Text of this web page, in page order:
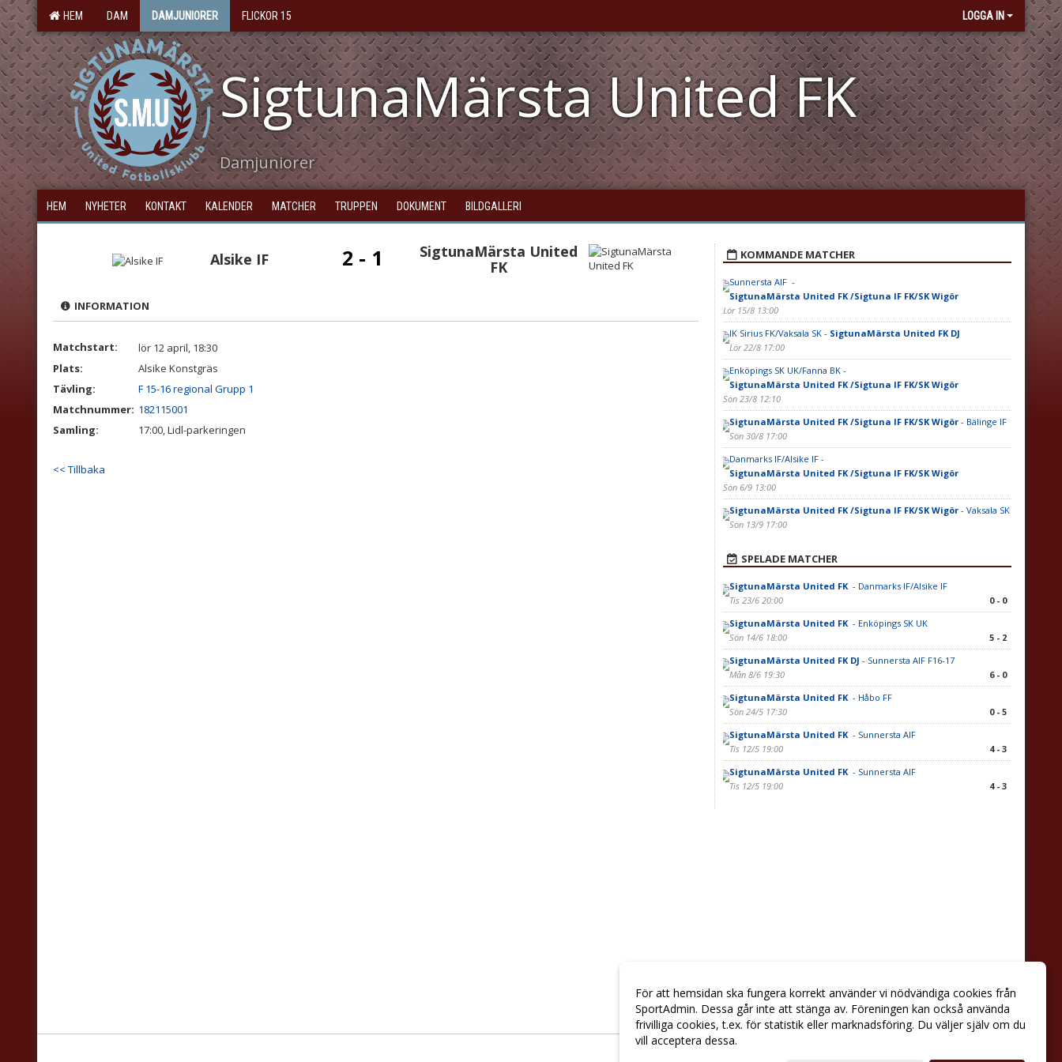
HEM DAM DAMJUNIORER FLICKOR 15 LOGGA IN
SigtunaMärsta United FK
Damjuniorer
HEM NYHETER KONTAKT KALENDER MATCHER TRUPPEN DOKUMENT BILDGALLERI
Alsike IF 2 - 1
SigtunaMärsta United
FK
INFORMATION
Matchstart:
lör 12 april, 18:30
Plats:
Alsike Konstgräs
Tävling:
F 15-16 regional Grupp 1
Matchnummer: 182115001
Samling:
17:00, Lidl-parkeringen
<< Tillbaka
KOMMANDE MATCHER
Sunnersta AIF -
SigtunaMärsta United FK /Sigtuna IF FK/SK Wigör
Lör 15/8 13:00
IK Sirius FK/Vaksala SK - SigtunaMärsta United FK DJ
Lör 22/8 17:00
Enköpings SK UK/Fanna BK -
SigtunaMärsta United FK /Sigtuna IF FK/SK Wigör
Sön 23/8 12:10
SigtunaMärsta United FK /Sigtuna IF FK/SK Wigör - Bälinge IF
Sön 30/8 17:00
Danmarks IF/Alsike IF -
SigtunaMärsta United FK /Sigtuna IF FK/SK Wigör
Sön 6/9 13:00
SigtunaMärsta United FK /Sigtuna IF FK/SK Wigör - Vaksala SK
Sön 13/9 17:00
SPELADE MATCHER
SigtunaMärsta United FK - Danmarks IF/Alsike IF
Tis 23/6 20:00
0 - 0
SigtunaMärsta United FK - Enköpings SK UK
Sön 14/6 18:00
5 - 2
SigtunaMärsta United FK DJ - Sunnersta AIF F16-17
Mån 8/6 19:30
6 - 0
SigtunaMärsta United FK - Håbo FF
Sön 24/5 17:30
0 - 5
SigtunaMärsta United FK - Sunnersta AIF
Tis 12/5 19:00
4 - 3
SigtunaMärsta United FK - Sunnersta AIF
Tis 12/5 19:00
4 - 3
För att hemsidan ska fungera korrekt använder vi nödvändiga cookies från
SportAdmin. Dessa går inte att stänga av. Föreningen kan också använda
frivilliga cookies, t.ex. för statistik eller marknadsföring. Du väljer själv om du
vill acceptera dessa.